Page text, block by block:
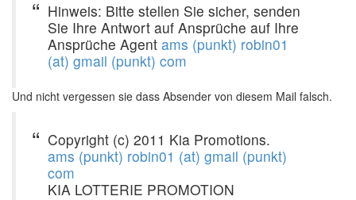
Hinweis: Bitte stellen Sie sicher, senden
Sie Ihre Antwort auf Ansprüche auf Ihre
Ansprüche Agent ams (punkt) robin01
(at) gmail (punkt) com
Und nicht vergessen sie dass Absender von diesem Mail falsch.
Copyright (c) 2011 Kia Promotions.
ams (punkt) robin01 (at) gmail (punkt)
com
KIA LOTTERIE PROMOTION